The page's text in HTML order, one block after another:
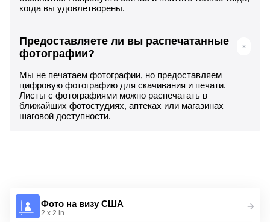
когда вы удовлетворены.
Предоставляете ли вы распечатанные
фотографии?
Мы не печатаем фотографии, но предоставляем
цифровую фотографию для скачивания и печати.
Листы с фотографиями можно распечатать в
ближайших фотостудиях, аптеках или магазинах
шаговой доступности.
Фото на визу США
2 x 2 in